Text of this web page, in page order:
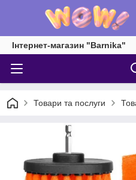
Інтернет-магазин "Barnika"
Товари та послуги